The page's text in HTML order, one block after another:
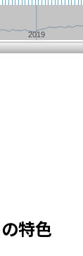
特色